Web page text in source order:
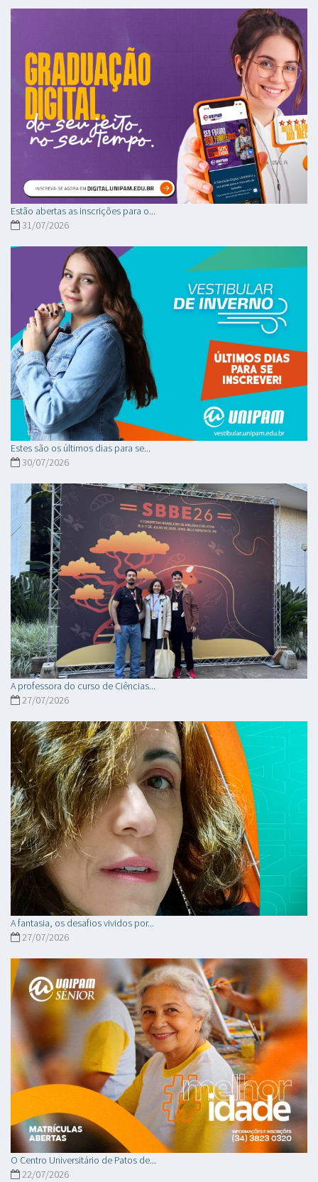
Estão abertas as inscrições para o...
31/07/2026
Estes são os últimos dias para se...
30/07/2026
A professora do curso de Ciências...
27/07/2026
A fantasia, os desafios vividos por...
27/07/2026
O Centro Universitário de Patos de...
22/07/2026